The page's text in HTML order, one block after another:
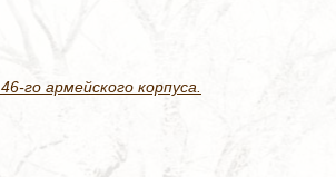
го армейского корпуса.